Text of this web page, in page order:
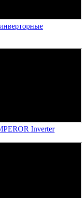
Inverter